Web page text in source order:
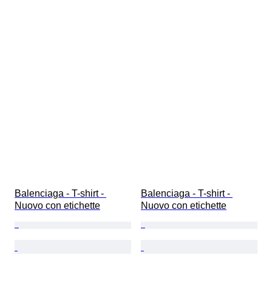
Balenciaga - T-shirt -
Nuovo con etichette
Balenciaga - T-shirt -
Nuovo con etichette